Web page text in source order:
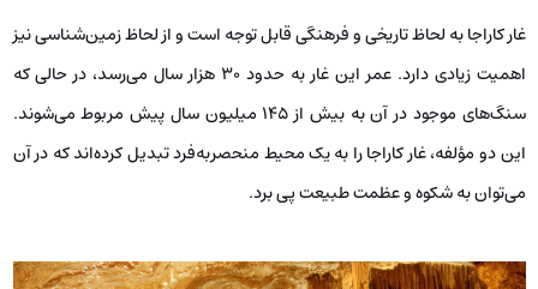
غار کاراجا به لحاظ تاریخی و فرهنگی قابل توجه است و از لحاظ زمین‌شناسی نیز
اهمیت زیادی دارد. عمر این غار به حدود 30 هزار سال می‌رسد، در حالی که
سنگ‌های موجود در آن به بیش از 145 میلیون سال پیش مربوط می‌شوند.
این دو مؤلفه، غار کاراجا را به یک محیط منحصربه‌فرد تبدیل کرده‌اند که در آن
می‌توان به شکوه و عظمت طبیعت پی برد.